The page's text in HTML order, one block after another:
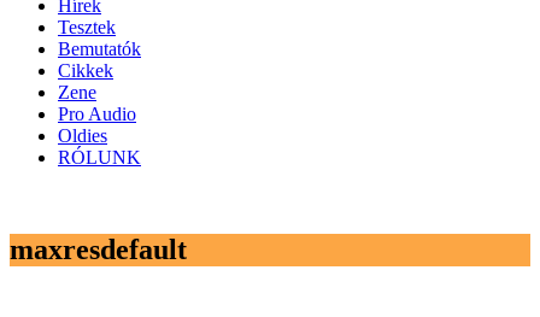
Hírek
Tesztek
Bemutatók
Cikkek
Zene
Pro Audio
Oldies
RÓLUNK
maxresdefault